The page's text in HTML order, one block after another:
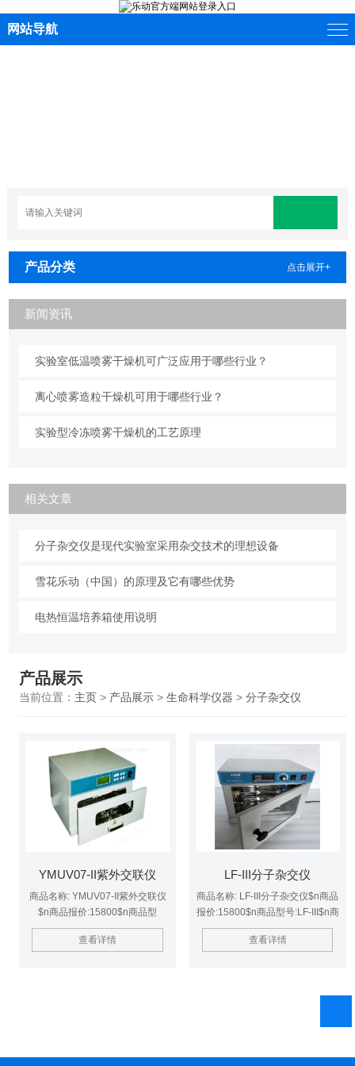
网站导航
产品分类 点击展开+
新闻资讯
实验室低温喷雾干燥机可广泛应用于哪些行业？
离心喷雾造粒干燥机可用于哪些行业？
实验型冷冻喷雾干燥机的工艺原理
相关文章
分子杂交仪是现代实验室采用杂交技术的理想设备
雪花乐动（中国）的原理及它有哪些优势
电热恒温培养箱使用说明
产品展示
当前位置： 主页> 产品展示> 生命科学仪器 > 分子杂交仪
YMUV07-II紫外交联仪
商品名称: YMUV07-II紫外交联仪
$n商品报价:15800$n商品型
号:YMUV07-II$n商品简述:豫明品
牌-上海豫明仪器$n商品品牌:豫明
查看详情
LF-III分子杂交仪
商品名称: LF-III分子杂交仪$n商品
报价:15800$n商品型号:LF-III$n商
品简述:出口型$n商品品牌:豫明品
牌
查看详情